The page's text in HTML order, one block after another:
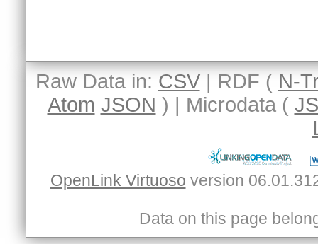
Raw Data in: CSV| RDF ( N-
Atom JSON ) | Microdata (
OpenLink Virtuoso
Data on this page